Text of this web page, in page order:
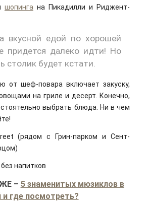
шопинга на Пикадилли и Риджент-
вкусной едой по хорошей
придется далеко идти! Но
столик будет кстати.
от шеф-повара включает закуску,
на гриле и десерт. Конечно,
выбрать блюда. Ни в чем
(рядом с Грин-парком и Сент-
напитков
– 5 знаменитых мюзиклов в
где посмотреть?